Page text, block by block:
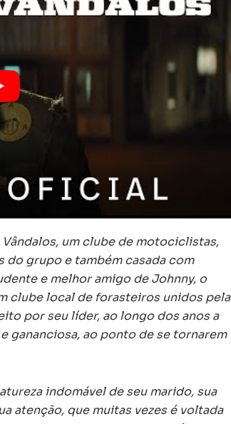
Vândalos, um clube de motociclistas,
do grupo e também casada com
e melhor amigo de Johnny, o
clube local de forasteiros unidos pela
por seu líder, ao longo dos anos a
gananciosa, ao ponto de se tornarem
indomável de seu marido, sua
atenção, que muitas vezes é voltada